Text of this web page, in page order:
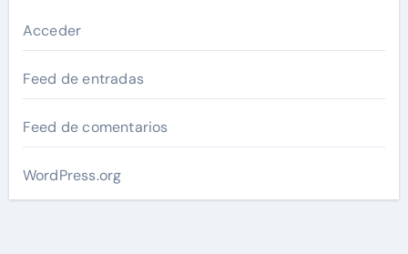
Acceder
Feed de entradas
Feed de comentarios
WordPress.org